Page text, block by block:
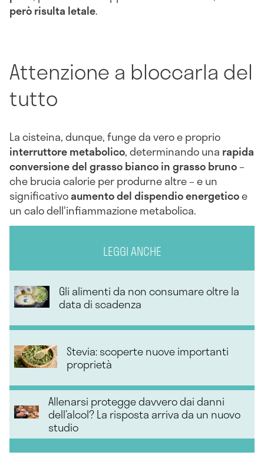
però risulta letale.
Attenzione a bloccarla del
tutto
La cisteina, dunque, funge da vero e proprio
interruttore metabolico, determinando una rapida
conversione del grasso bianco in grasso bruno–
che brucia calorie per produrne altre – e un
significativoaumento del dispendio energeticoe
un calo dell'infiammazione metabolica.
LEGGI ANCHE
Gli alimenti da non consumare oltre la
data di scadenza
Stevia: scoperte nuove importanti
proprietà
Allenarsi protegge davvero dai danni
dell’alcol? La risposta arriva da un nuovo
studio